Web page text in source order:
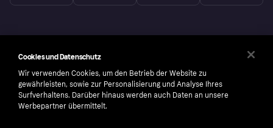
Cookies und Datenschutz
Wir verwenden Cookies, um den Betrieb der Website zu
gewährleisten, sowie zur Personalisierung und Analyse Ihres
Surfverhaltens. Darüber hinaus werden auch Daten an unsere
Werbepartner übermittelt.